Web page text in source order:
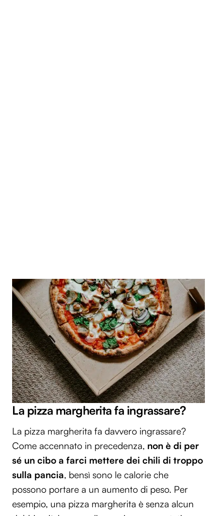
La pizza margherita fa ingrassare?
La pizza margherita fa davvero ingrassare?
Come accennato in precedenza, non è di per
sé un cibo a farci mettere dei chili di troppo
sulla pancia, bensì sono le calorie che
possono portare a un aumento di peso. Per
esempio, una pizza margherita è senza alcun